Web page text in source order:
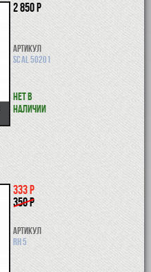
2 850 р
Артикул
SC AL 50201
Нет в
наличии
333 р
350 р
Артикул
RH 5